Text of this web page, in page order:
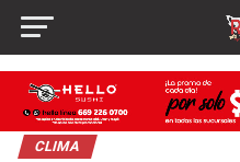
CLIMA